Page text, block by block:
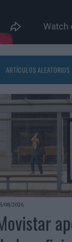
ARTÍCULOS ALEATORIOS
08/2026